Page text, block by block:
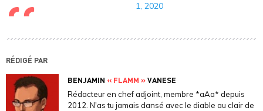
1, 2020
RÉDIGÉ PAR
BENJAMIN « FLAMM »VANESE
Rédacteur en chef adjoint, membre *aAa* depuis
2012. N'as tu jamais dansé avec le diable au clair de